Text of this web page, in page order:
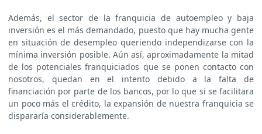
Además, el sector de la franquicia de autoempleo y baja
inversión es el más demandado, puesto que hay mucha gente
en situación de desempleo queriendo independizarse con la
mínima inversión posible. Aún así, aproximadamente la mitad
de los potenciales franquiciados que se ponen contacto con
nosotros, quedan en el intento debido a la falta de
financiación por parte de los bancos, por lo que si se facilitara
un poco más el crédito, la expansión de nuestra franquicia se
dispararía considerablemente.